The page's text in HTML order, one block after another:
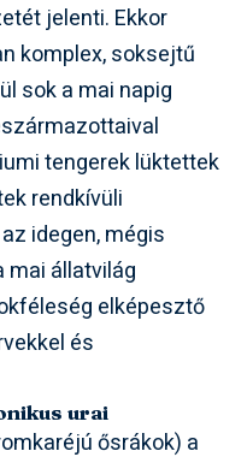
jelenti. Ekkor
komplex, soksejtű
sok a mai napig
tengerek lüktettek
rendkívüli
idegen, mégis
mai állatvilág
elképesztő
és
urai
ősrákok) a